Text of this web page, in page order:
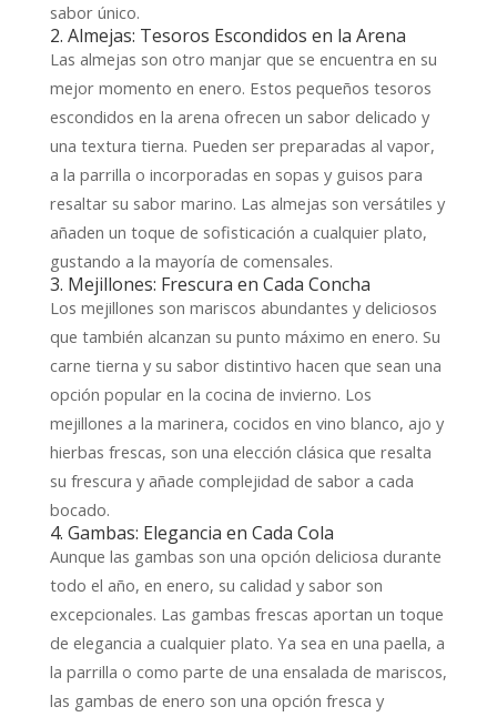
sabor único.
2. Almejas: Tesoros Escondidos en la Arena
Las almejas son otro manjar que se encuentra en su
mejor momento en enero. Estos pequeños tesoros
escondidos en la arena ofrecen un sabor delicado y
una textura tierna. Pueden ser preparadas al vapor,
a la parrilla o incorporadas en sopas y guisos para
resaltar su sabor marino. Las almejas son versátiles y
añaden un toque de sofisticación a cualquier plato,
gustando a la mayoría de comensales.
3. Mejillones: Frescura en Cada Concha
Los mejillones son mariscos abundantes y deliciosos
que también alcanzan su punto máximo en enero. Su
carne tierna y su sabor distintivo hacen que sean una
opción popular en la cocina de invierno. Los
mejillones a la marinera, cocidos en vino blanco, ajo y
hierbas frescas, son una elección clásica que resalta
su frescura y añade complejidad de sabor a cada
bocado.
4. Gambas: Elegancia en Cada Cola
Aunque las gambas son una opción deliciosa durante
todo el año, en enero, su calidad y sabor son
excepcionales. Las gambas frescas aportan un toque
de elegancia a cualquier plato. Ya sea en una paella, a
la parrilla o como parte de una ensalada de mariscos,
las gambas de enero son una opción fresca y